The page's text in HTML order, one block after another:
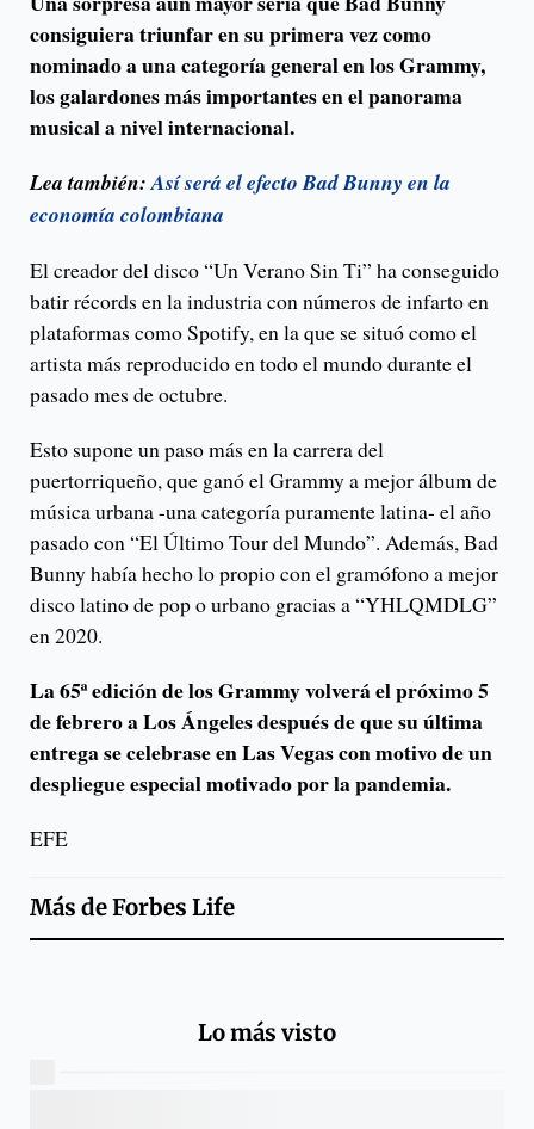
consiguiera triunfar en su primera vez como
nominado a una categoría general en los Grammy,
los galardones más importantes en el panorama
musical a nivel internacional.
Lea también:Así será el efecto Bad Bunny en la
economía colombiana
El creador del disco “Un Verano Sin Ti” ha conseguido
batir récords en la industria con números de infarto en
plataformas como Spotify, en la que se situó como el
artista más reproducido en todo el mundo durante el
pasado mes de octubre.
Esto supone un paso más en la carrera del
puertorriqueño, que ganó el Grammy a mejor álbum de
música urbana -una categoría puramente latina- el año
pasado con “El Último Tour del Mundo”. Además, Bad
Bunny había hecho lo propio con el gramófono a mejor
disco latino de pop o urbano gracias a “YHLQMDLG”
en 2020.
La 65ª edición de los Grammy volverá el próximo 5
de febrero a Los Ángeles después de que su última
entrega se celebrase en Las Vegas con motivo de un
despliegue especial motivado por la pandemia.
EFE
Más deForbes Life
Lo más visto